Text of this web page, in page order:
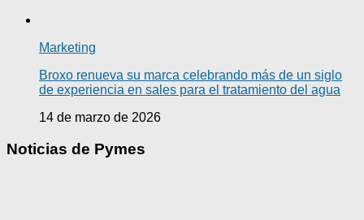
Marketing
Broxo renueva su marca celebrando más de un siglo
de experiencia en sales para el tratamiento del agua
14 de marzo de 2026
Noticias de Pymes